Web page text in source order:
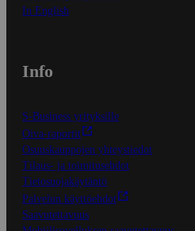
In English
Info
S-Business yrityksille
Oiva-raportit
Osuuskauppojen yhteystiedot
Tilaus- ja toimitusehdot
Tietosuojakäytäntö
Palvelun käyttöehdot
Saavutettavuus